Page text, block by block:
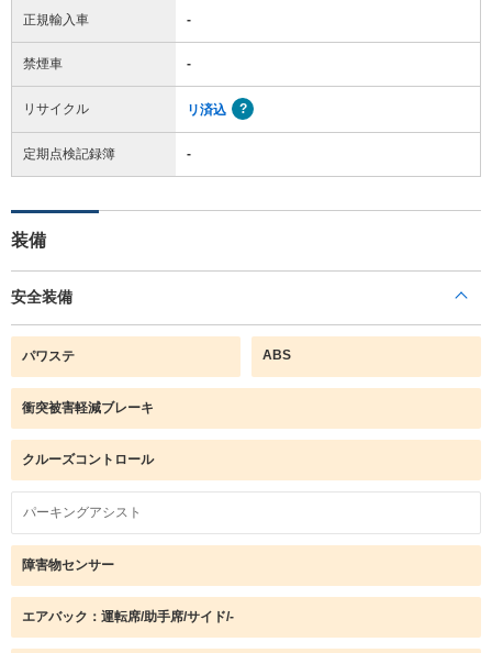
正規輸入車 -
禁煙車 -
リサイクル リ済込
定期点検記録簿 -
装備
安全装備
パワステ ABS
衝突被害軽減ブレーキ
クルーズコントロール
パーキングアシスト
障害物センサー
エアバック：運転席/助手席/サイド/-